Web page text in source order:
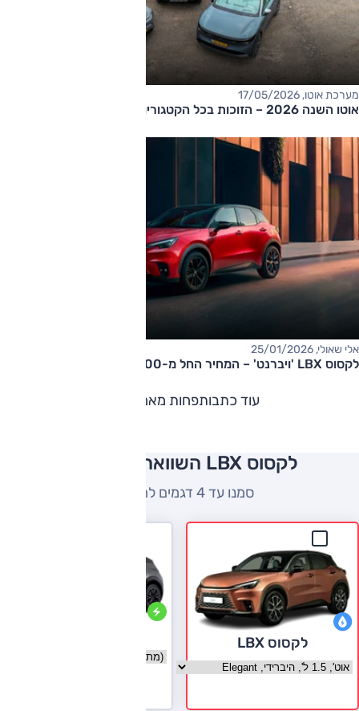
מערכת אוטו, 17/05/2026
אוטו השנה 2026 – הזוכות בכל הקטגוריות
אלי שאולי, 25/01/2026
לקסוס LBX 'ויברנט' – המחיר החל מ-242,000 שקלים
עוד כתבותפחות מאמרים
לקסוס LBX השוואה למתחרים
סמנו עד 4 דגמים להשוואה
לקסוס LBX
בחר גרסה לקסוס LBX
בחר גרסה זיקר X